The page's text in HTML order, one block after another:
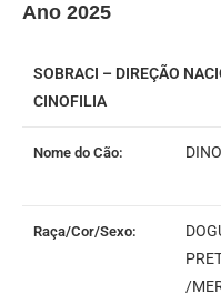
Ano 2025
SOBRACI – DIREÇÃO
CINOFILIA
Nome do Cão:
Raça/Cor/Sexo:
/